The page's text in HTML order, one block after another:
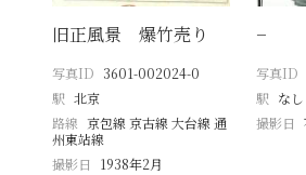
旧正風景 爆竹売り
写真ID 3601-002024-0
駅 北京
路線 京包線 京古線 大台線 通
州東站線
撮影日
1938年2月
−
写真ID
駅 なし
撮影日